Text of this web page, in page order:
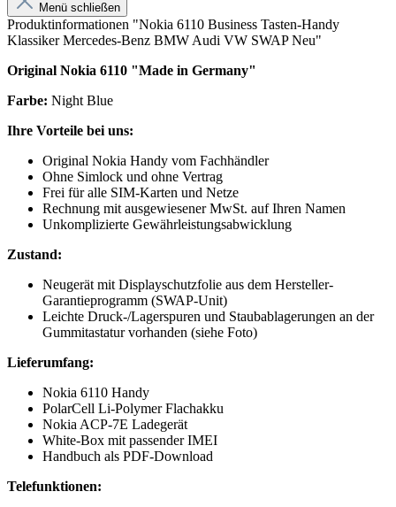
Menü schließen
Produktinformationen "Nokia 6110 Business Tasten-Handy
Klassiker Mercedes-Benz BMW Audi VW SWAP Neu"
Original Nokia 6110 "Made in Germany"
Farbe: Night Blue
Ihre Vorteile bei uns:
Original Nokia Handy vom Fachhändler
Ohne Simlock und ohne Vertrag
Frei für alle SIM-Karten und Netze
Rechnung mit ausgewiesener MwSt. auf Ihren Namen
Unkomplizierte Gewährleistungsabwicklung
Zustand:
Neugerät mit Displayschutzfolie aus dem Hersteller-
Garantieprogramm (SWAP-Unit)
Leichte Druck-/Lagerspuren und Staubablagerungen an der
Gummitastatur vorhanden (siehe Foto)
Lieferumfang:
Nokia 6110 Handy
PolarCell Li-Polymer Flachakku
Nokia ACP-7E Ladegerät
White-Box mit passender IMEI
Handbuch als PDF-Download
Telefunktionen: